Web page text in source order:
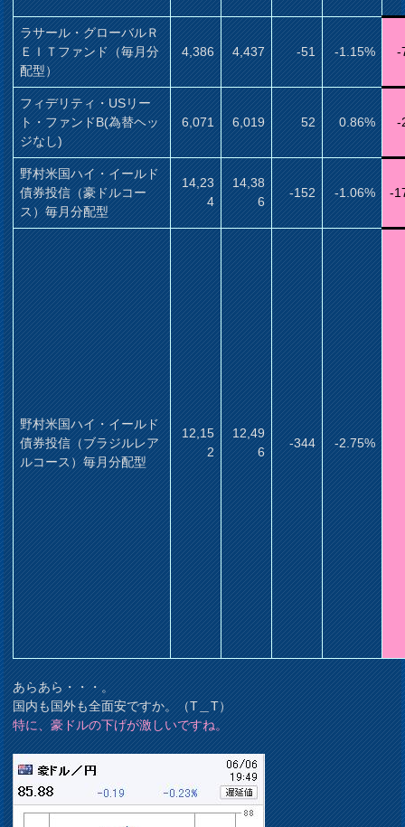
ラサール・グローバルＲ
ＥＩＴファンド（毎月分
配型）
4,386 4,437 -51 -1.15% -
フィデリティ・USリー
ト・ファンドB(為替ヘッ
ジなし)
6,071 6,019 52 0.86% -
野村米国ハイ・イールド
債券投信（豪ドルコー
ス）毎月分配型
14,23
4
14,38
6
-152 -1.06% -
野村米国ハイ・イールド
債券投信（ブラジルレア
ルコース）毎月分配型
12,15
2
12,49
6
-344 -2.75%
あらあら・・・。
国内も国外も全面安ですか。（T＿T）
特に、豪ドルの下げが激しいですね。